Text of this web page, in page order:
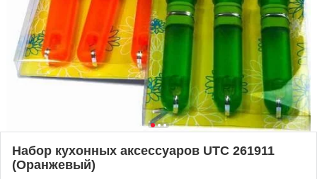
Набор кухонных аксессуаров UTC 261911
(Оранжевый)